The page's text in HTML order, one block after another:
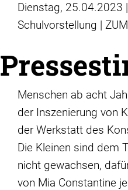
Dienstag, 25.04.2023
Schulvorstellung |
Menschen ab acht
der Inszenierung von
der Werkstatt des
Die Kleinen sind dem
nicht gewachsen,
von Mia Constantine